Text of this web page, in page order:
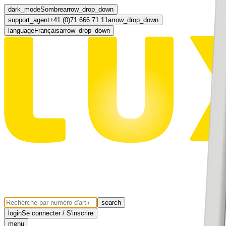
dark_modeSombrearrow_drop_down
support_agent+41 (0)71 666 71 11arrow_drop_down
languageFrançaisarrow_drop_down
search
loginSe connecter / S'inscrire
menu